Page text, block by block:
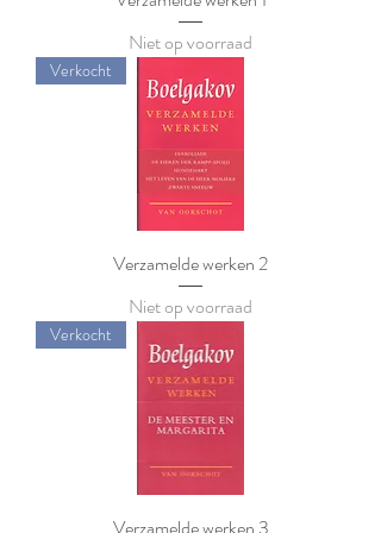
Niet op voorraad
Verkocht
Verzamelde werken 2
Niet op voorraad
Verkocht